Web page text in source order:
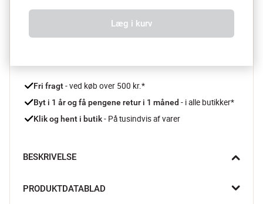
Læg i kurv
Fri fragt - ved køb over 500 kr.*
Byt i 1 år og få pengene retur i 1 måned - i alle butikker*
Klik og hent i butik - På tusindvis af varer
BESKRIVELSE
klor. Med Brita Style Essential vandfilterkanden får du en nem
PRODUKTDATABLAD